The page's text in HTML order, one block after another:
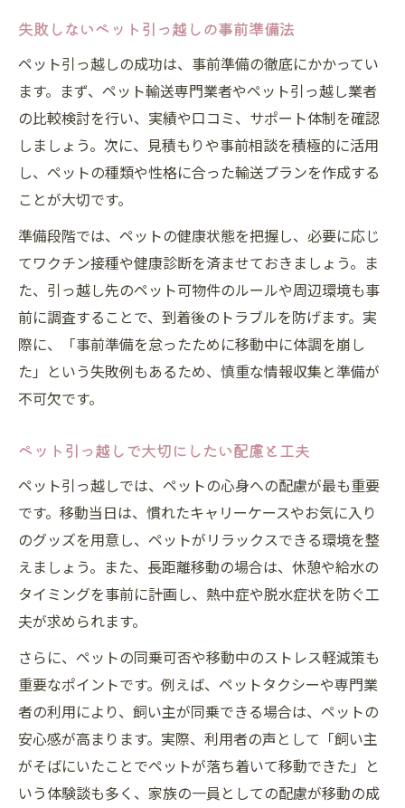
失敗しないペット引っ越しの事前準備法
ペット引っ越しの成功は、事前準備の徹底にかかってい
ます。まず、ペット輸送専門業者やペット引っ越し業者
の比較検討を行い、実績や口コミ、サポート体制を確認
しましょう。次に、見積もりや事前相談を積極的に活用
し、ペットの種類や性格に合った輸送プランを作成する
ことが大切です。
準備段階では、ペットの健康状態を把握し、必要に応じ
てワクチン接種や健康診断を済ませておきましょう。ま
た、引っ越し先のペット可物件のルールや周辺環境も事
前に調査することで、到着後のトラブルを防げます。実
際に、「事前準備を怠ったために移動中に体調を崩し
た」という失敗例もあるため、慎重な情報収集と準備が
不可欠です。
ペット引っ越しで大切にしたい配慮と工夫
ペット引っ越しでは、ペットの心身への配慮が最も重要
です。移動当日は、慣れたキャリーケースやお気に入り
のグッズを用意し、ペットがリラックスできる環境を整
えましょう。また、長距離移動の場合は、休憩や給水の
タイミングを事前に計画し、熱中症や脱水症状を防ぐ工
夫が求められます。
さらに、ペットの同乗可否や移動中のストレス軽減策も
重要なポイントです。例えば、ペットタクシーや専門業
者の利用により、飼い主が同乗できる場合は、ペットの
安心感が高まります。実際、利用者の声として「飼い主
がそばにいたことでペットが落ち着いて移動できた」と
いう体験談も多く、家族の一員としての配慮が移動の成